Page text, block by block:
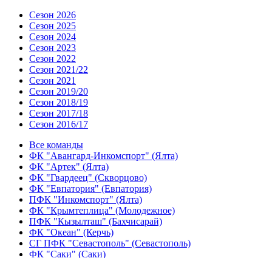
Сезон 2026
Сезон 2025
Сезон 2024
Сезон 2023
Сезон 2022
Сезон 2021/22
Сезон 2021
Сезон 2019/20
Сезон 2018/19
Сезон 2017/18
Сезон 2016/17
Все команды
ФК "Авангард-Инкомспорт" (Ялта)
ФК "Артек" (Ялта)
ФК "Гвардеец" (Скворцово)
ФК "Евпатория" (Евпатория)
ПФК "Инкомспорт" (Ялта)
ФК "Крымтеплица" (Молодежное)
ПФК "Кызылташ" (Бахчисарай)
ФК "Океан" (Керчь)
СГ ПФК "Севастополь" (Севастополь)
ФК "Саки" (Саки)